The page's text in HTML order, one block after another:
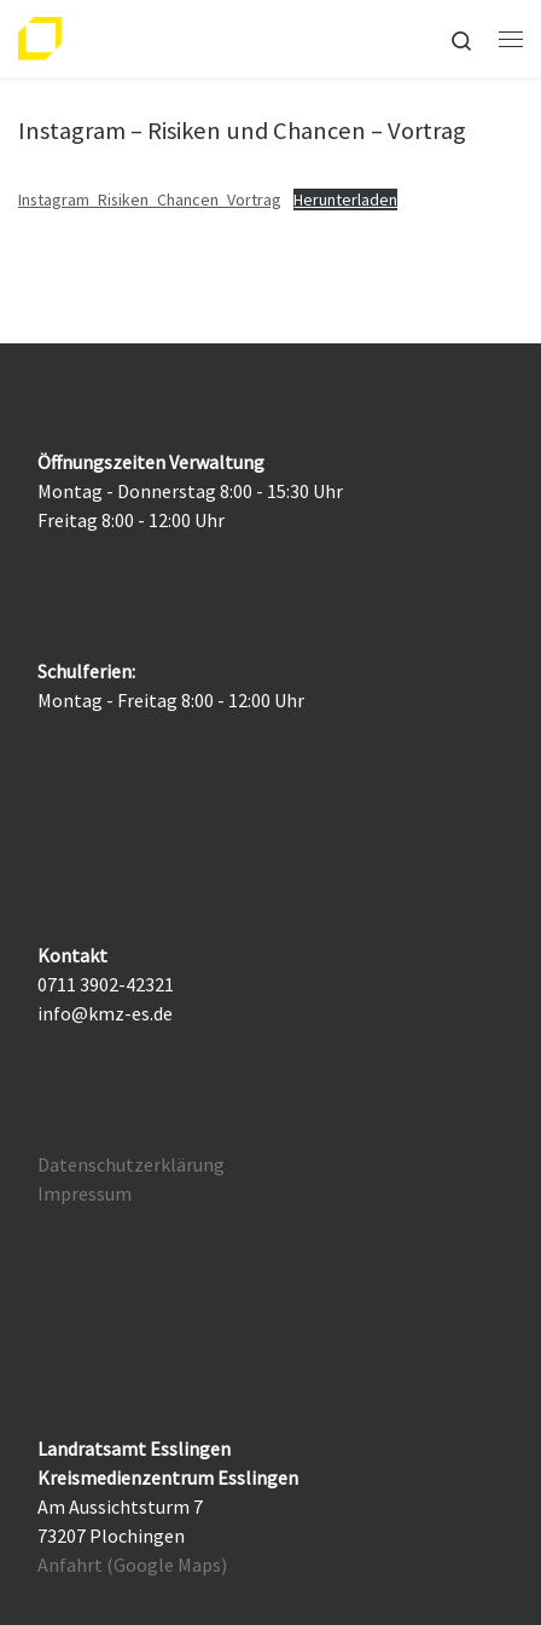
Search
Instagram – Risiken und Chancen – Vortrag
Instagram_Risiken_Chancen_Vortrag Herunterladen
Öffnungszeiten Verwaltung
Montag - Donnerstag 8:00 - 15:30 Uhr
Freitag 8:00 - 12:00 Uhr
Schulferien:
Montag - Freitag 8:00 - 12:00 Uhr
Kontakt
0711 3902-42321
info@kmz-es.de
Datenschutzerklärung
Impressum
Landratsamt Esslingen
Kreismedienzentrum Esslingen
Am Aussichtsturm 7
73207 Plochingen
Anfahrt (Google Maps)